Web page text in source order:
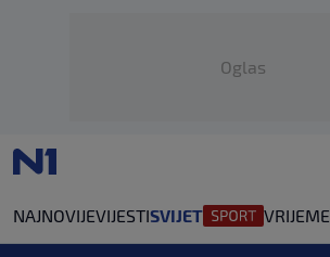
Oglas
NAJNOVIJEVIJESTISVIJET VRIJEME